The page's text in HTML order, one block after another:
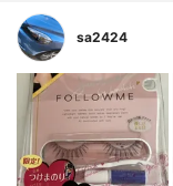
sa2424